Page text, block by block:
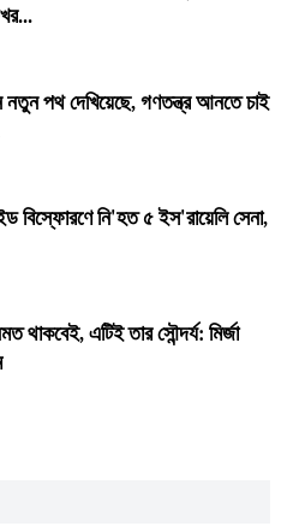
পথ দেখিয়েছে, গণতন্ত্র আনতে চাই
বিস্ফোরণে নি'হত ৫ ইস'রায়েলি সেনা,
থাকবেই, এটিই তার সৌন্দর্য: মির্জা